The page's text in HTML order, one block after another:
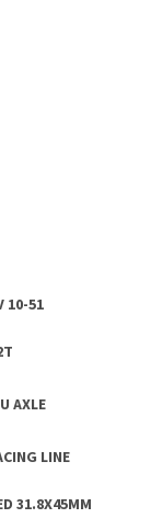
10-51
AXLE
LINE
31.8X45MM